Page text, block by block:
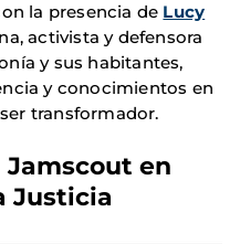
la presencia de Lucy
activista y defensora
y sus habitantes,
y conocimientos en
transformador.
en
Justicia